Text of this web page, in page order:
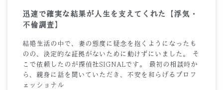
迅速で確実な結果が人生を支えてくれた【浮気・
不倫調査】
結婚生活の中で、妻の態度に疑念を抱くようになったも
のの、決定的な証拠がないために動けずにいました。 そ
こで依頼したのが探偵社SIGNALです。 最初の相談時か
ら、親身に話を聞いていただき、不安を和らげるプロフ
ェッショナル